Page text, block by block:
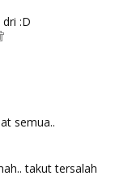
:D
semua..
takut tersalah